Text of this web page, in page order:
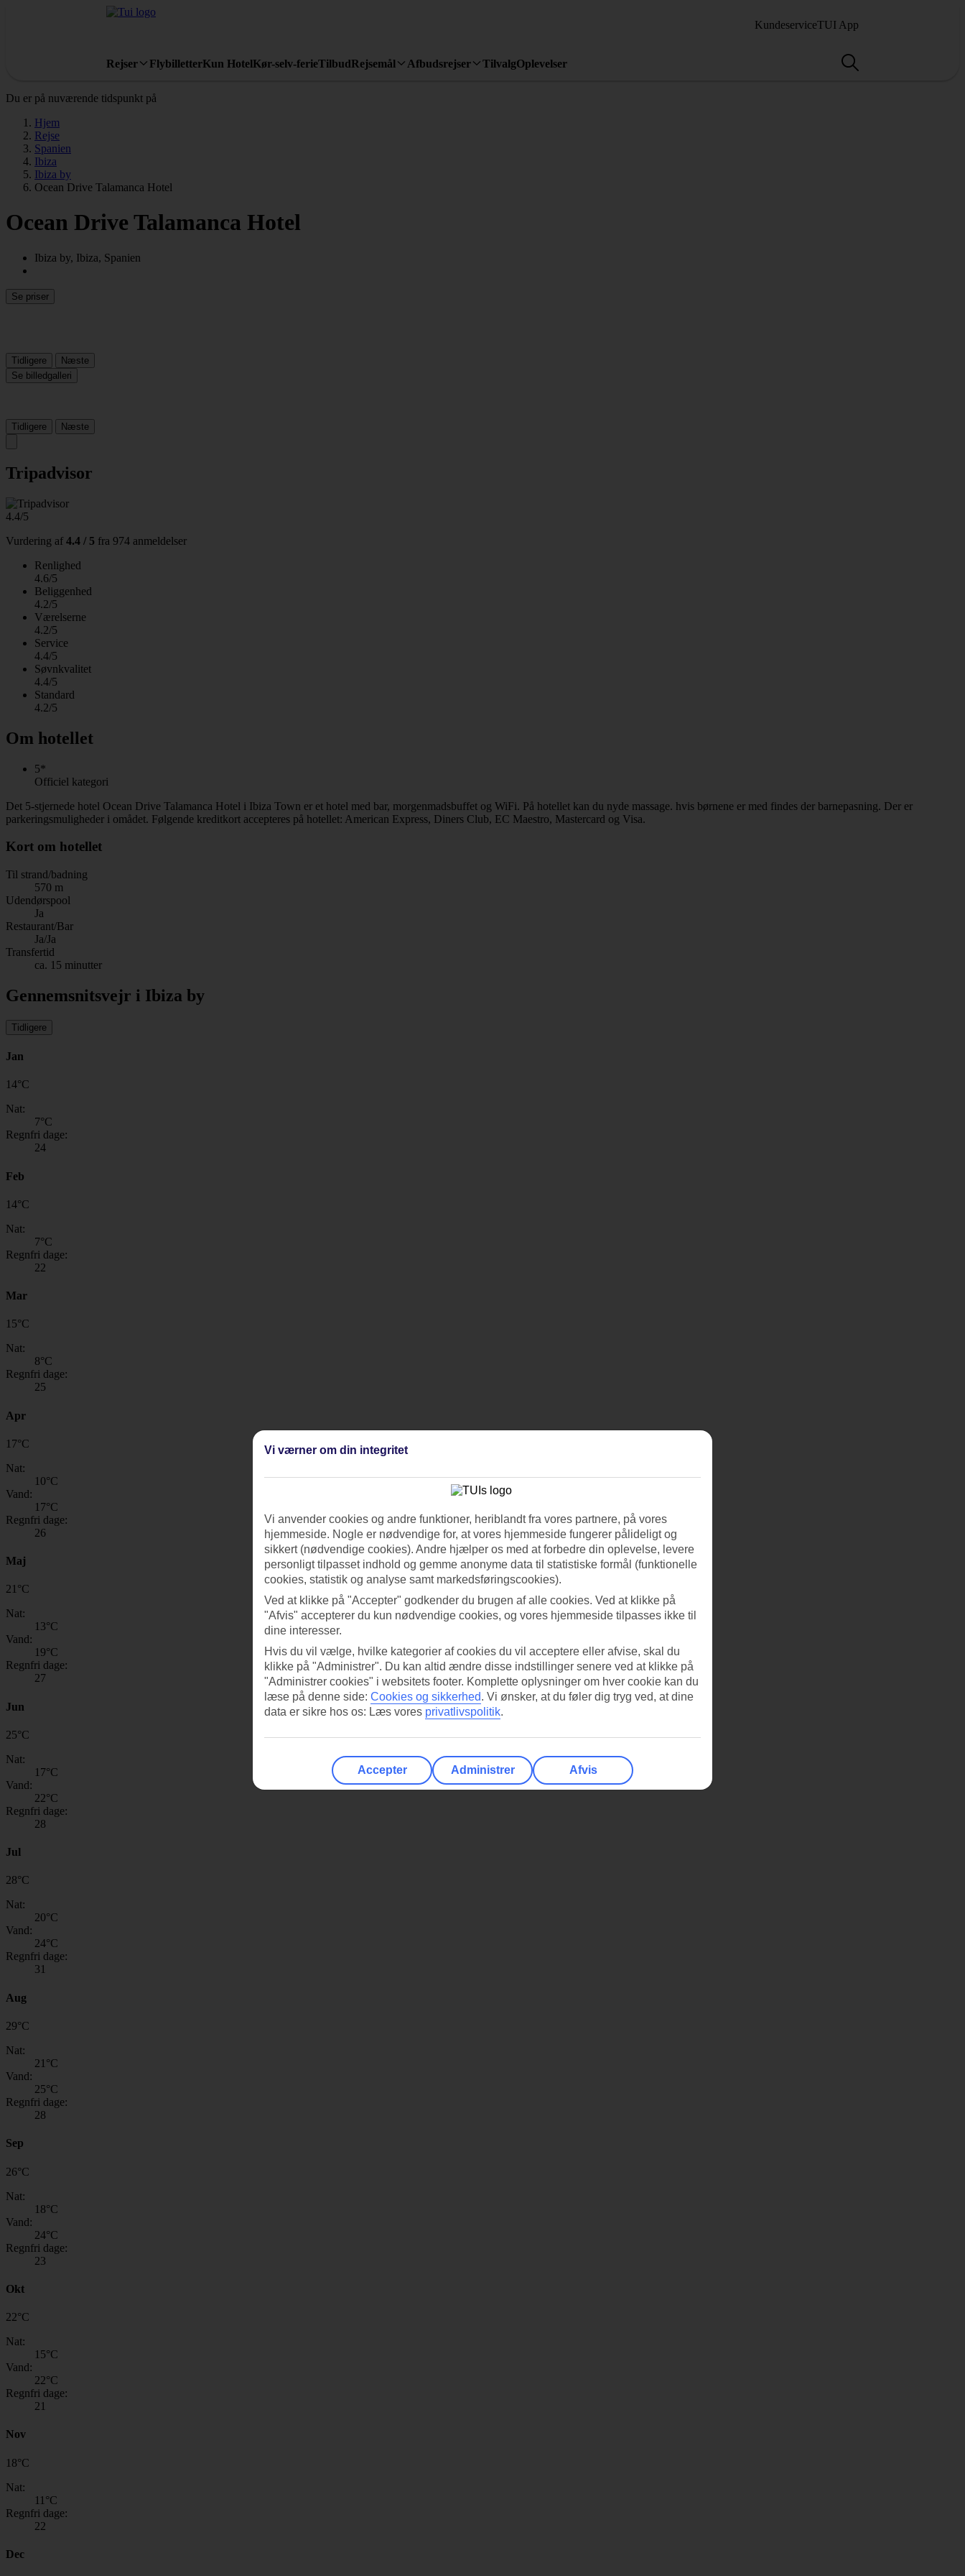
KundeserviceTUI App
Rejser FlybilletterKun HotelKør-selv-ferieTilbudRejsemål Afbudsrejser TilvalgOplevelser
Du er på nuværende tidspunkt på
Hjem
Rejse
Spanien
Ibiza
Ibiza by
Ocean Drive Talamanca Hotel
Ocean Drive Talamanca Hotel
Ibiza by, Ibiza, Spanien
Se priser
Tidligere
Næste
Se billedgalleri
Tidligere Næste
Tripadvisor
4.4/5
Vurdering af 4.4 / 5 fra 974 anmeldelser
Renlighed
4.6/5
Beliggenhed
4.2/5
Værelserne
4.2/5
Service
4.4/5
Søvnkvalitet
4.4/5
Standard
4.2/5
Om hotellet
5*
Officiel kategori
Det 5-stjernede hotel Ocean Drive Talamanca Hotel i Ibiza Town er et hotel med bar, morgenmadsbuffet og WiFi. På hotellet kan du nyde massage. hvis børnene er med findes der barnepasning. Der er
parkeringsmuligheder i omådet. Følgende kreditkort accepteres på hotellet: American Express, Diners Club, EC Maestro, Mastercard og Visa.
Kort om hotellet
Til strand/badning
570 m
Udendørspool
Ja
Restaurant/Bar
Ja/Ja
Transfertid
ca. 15 minutter
Gennemsnitsvejr i Ibiza by
Tidligere
Jan
14°C
Nat:
7°C
Regnfri dage:
24
Feb
14°C
Nat:
7°C
Regnfri dage:
22
Mar
15°C
Nat:
8°C
Regnfri dage:
25
Apr
17°C
Nat:
10°C
Vand:
17°C
Regnfri dage:
26
Maj
21°C
Nat:
13°C
Vand:
19°C
Regnfri dage:
27
Jun
25°C
Nat:
17°C
Vand:
22°C
Regnfri dage:
28
Jul
28°C
Nat:
20°C
Vand:
24°C
Regnfri dage:
31
Aug
29°C
Nat:
21 °C
Vand:
25°C
Regnfri dage:
28
Sep
26°C
Nat:
18°C
Vand:
24°C
Regnfri dage:
23
Okt
22°C
Nat:
15°C
Vand:
22°C
Regnfri dage:
21
Nov
18°C
Nat:
11 °C
Regnfri dage:
22
Dec
Vi værner om din integritet
Vi anvender cookies og andre funktioner, heriblandt fra vores partnere, på vores
hjemmeside. Nogle er nødvendige for, at vores hjemmeside fungerer pålideligt og
sikkert (nødvendige cookies). Andre hjælper os med at forbedre din oplevelse, levere
personligt tilpasset indhold og gemme anonyme data til statistiske formål (funktionelle
cookies, statistik og analyse samt markedsføringscookies).
Ved at klikke på "Accepter" godkender du brugen af alle cookies. Ved at klikke på
"Afvis" accepterer du kun nødvendige cookies, og vores hjemmeside tilpasses ikke til
dine interesser.
Hvis du vil vælge, hvilke kategorier af cookies du vil acceptere eller afvise, skal du
klikke på "Administrer". Du kan altid ændre disse indstillinger senere ved at klikke på
"Administrer cookies" i websitets footer. Komplette oplysninger om hver cookie kan du
læse på denne side: Cookies og sikkerhed. Vi ønsker, at du føler dig tryg ved, at dine
data er sikre hos os: Læs vores privatlivspolitik.
Accepter Administrer Afvis